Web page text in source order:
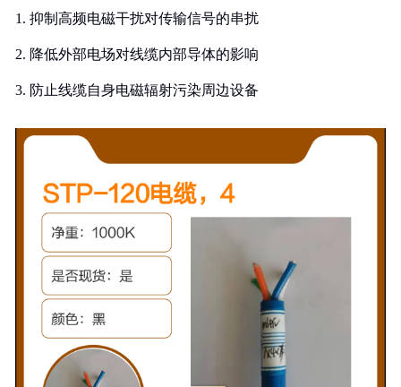
1. 抑制高频电磁干扰对传输信号的串扰
2. 降低外部电场对线缆内部导体的影响
3. 防止线缆自身电磁辐射污染周边设备